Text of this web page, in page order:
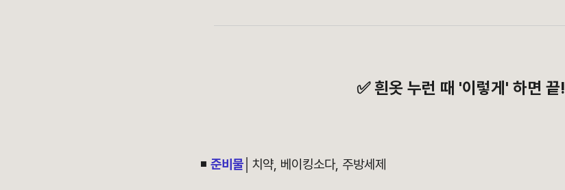
✅ 흰옷 누런 때 '이렇게' 하면 끝!
◾ 준비물 │치약, 베이킹소다, 주방세제